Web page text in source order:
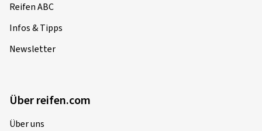
Reifen ABC
Infos & Tipps
Newsletter
Über reifen.com
Über uns